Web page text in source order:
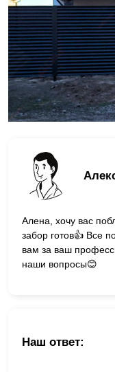
Алена, хочу вас
забор готов👍 Все
вам за ваш
наши вопросы😊
Наш ответ: